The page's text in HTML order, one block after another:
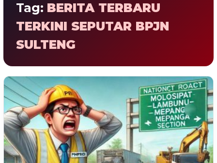
Tag: BERITA TERBARU
TERKINI SEPUTAR BPJN
SULTENG